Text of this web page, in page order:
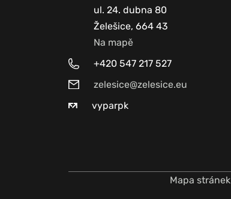
ul. 24. dubna 80
Želešice, 664 43
Na mapě
+420 547 217 527
zelesice@zelesice.eu
vyparpk
Mapa stránek